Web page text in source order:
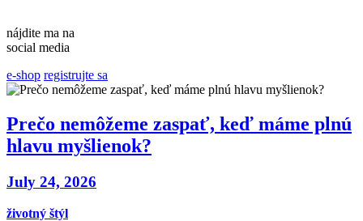
nájdite ma na
social media
e-shop registrujte sa
Prečo nemôžeme zaspať, keď máme plnú
hlavu myšlienok?
July 24, 2026
životný štýl